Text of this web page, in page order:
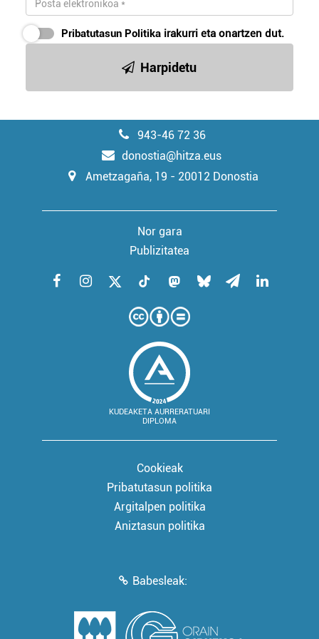
Pribatutasun Politika irakurri eta onartzen dut.
Harpidetu
943-46 72 36
donostia@hitza.eus
Ametzagaña, 19 - 20012 Donostia
Nor gara
Publizitatea
KUDEAKETA AURRERATUARI
DIPLOMA
Cookieak
Pribatutasun politika
Argitalpen politika
Aniztasun politika
Babesleak: